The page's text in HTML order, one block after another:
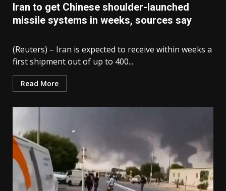
Iran to get Chinese shoulder-launched
missile systems in weeks, sources say
(Reuters) – Iran is expected to receive within weeks a
first shipment out of up to 400...
Read More